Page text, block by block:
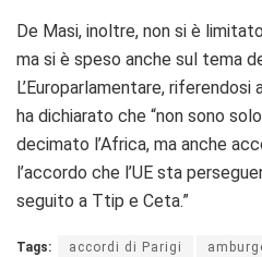
De Masi, inoltre, non si è
ma si è speso anche sul tema
L’Europarlamentare,
ha dichiarato che “non sono
decimato l’Africa, ma anche
l’accordo che l’UE sta
seguito a Ttip e Ceta.”
Tags: accordi di Parigi